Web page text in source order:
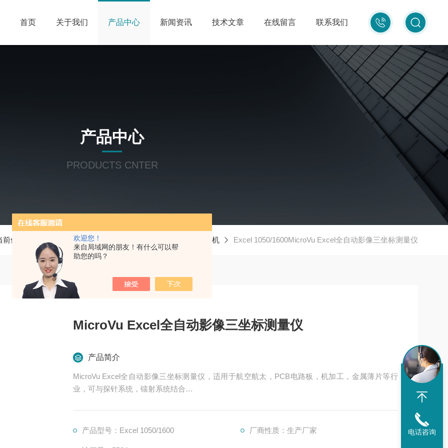
欢迎您！
来自局域网的朋友！有什么可以帮
助您的吗？
010-
87681080
首页 关于我们 产品中心 新闻资讯 技术文章 在线留言 联系我们
产品中心
PRODUCTS CNTER
前位置： 产品中心 3D三坐标测量机 Excel 1050/1600MicroVu Excel全自动影像三坐标测量仪
MicroVu Excel全自动影像三坐标测量仪
产品简介
MicroVu Excel全自动影像三坐标测量仪，适用于航空航太，PCB电路板，机加工，金属薄片等行
业，可与探针系统，镭射系统结合…
产品型号：Excel 1050/1600 厂商性质：生产厂家 电话咨询